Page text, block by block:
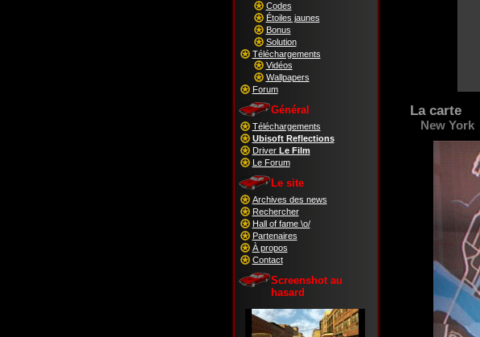
La carte
New York
Codes
Étoiles jaunes
Bonus
Solution
Téléchargements
Vidéos
Wallpapers
Forum
Général
Téléchargements
Ubisoft Reflections
Driver Le Film
Le Forum
Le site
Archives des news
Rechercher
Hall of fame \o/
Partenaires
À propos
Contact
Screenshot au
hasard